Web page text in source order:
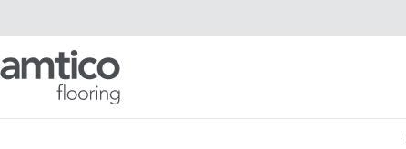
Amtico Flooring